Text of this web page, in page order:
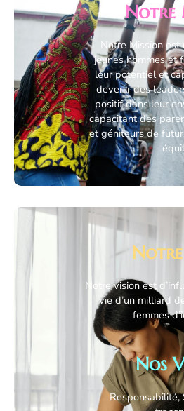
Notre
Notre Mission
jeunes hommes et
leur potentiel et
devenir des
positif dans leur
capacitant des
et géniteurs de
Notre vision est
vie d’un milliard
femmes
Nos
Responsabilité,